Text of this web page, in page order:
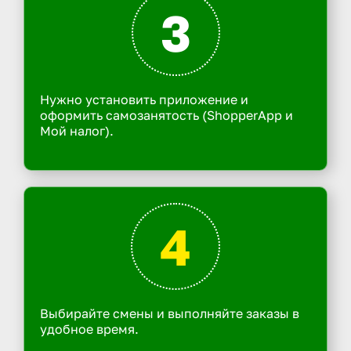
3
Нужно установить приложение и
оформить самозанятость (ShopperApp и
Мой налог).
4
Выбирайте смены и выполняйте заказы в
удобное время.